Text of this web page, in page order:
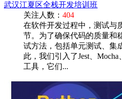
武汉江夏区全栈开发培训班
关注人数： 404
在软件开发过程中，测试与
节。为了确保代码的质量和
试方法，包括单元测试、集
此，我们引入了Jest、Mocha
工具，它们...